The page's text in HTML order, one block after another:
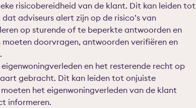
risicobereidheid van de klant. Dit kan leiden tot
adviseurs alert zijn op de risico’s van
op sturende of te beperkte antwoorden en
doorvragen, antwoorden verifiëren en
en het resterende recht op
gebracht. Dit kan leiden tot onjuiste
het eigenwoningverleden van de klant
informeren.